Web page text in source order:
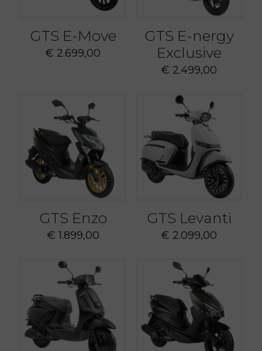
GTS E-Move
€ 2.699,00
GTS E-nergy
Exclusive
€ 2.499,00
GTS Enzo
€ 1.899,00
GTS Levanti
€ 2.099,00